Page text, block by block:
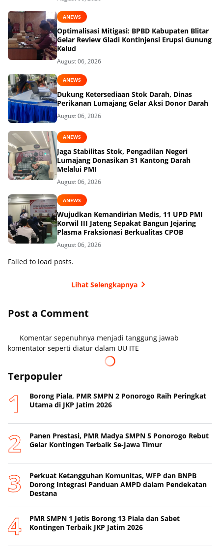
ANEWS
Optimalisasi Mitigasi: BPBD Kabupaten Blitar
Gelar Review Gladi Kontinjensi Erupsi Gunung
Kelud
August 06, 2026
ANEWS
Dukung Ketersediaan Stok Darah, Dinas
Perikanan Lumajang Gelar Aksi Donor Darah
August 06, 2026
ANEWS
Jaga Stabilitas Stok, Pengadilan Negeri
Lumajang Donasikan 31 Kantong Darah
Melalui PMI
August 06, 2026
ANEWS
Wujudkan Kemandirian Medis, 11 UPD PMI
Korwil III Jateng Sepakat Bangun Jejaring
Plasma Fraksionasi Berkualitas CPOB
August 06, 2026
Failed to load posts.
Lihat Selengkapnya
Post a Comment
Komentar sepenuhnya menjadi tanggung jawab
komentator seperti diatur dalam UU ITE
Terpopuler
Borong Piala, PMR SMPN 2 Ponorogo Raih Peringkat
Utama di JKP Jatim 2026
Panen Prestasi, PMR Madya SMPN 5 Ponorogo Rebut
Gelar Kontingen Terbaik Se-Jawa Timur
Perkuat Ketangguhan Komunitas, WFP dan BNPB
Dorong Integrasi Panduan AMPD dalam Pendekatan
Destana
PMR SMPN 1 Jetis Borong 13 Piala dan Sabet
Kontingen Terbaik JKP Jatim 2026